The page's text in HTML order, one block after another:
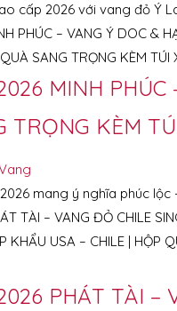
cấp 2026 với vang đỏ Ý
MINH PHÚC
TRỌNG KÈM
mang ý nghĩa phúc lộc
PHÁT TÀI –